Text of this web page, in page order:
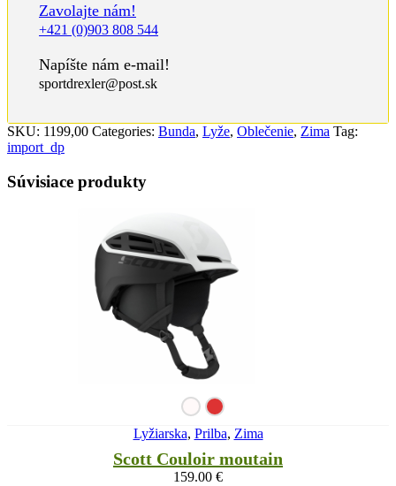
Zavolajte nám!
+421 (0)903 808 544
Napíšte nám e-mail!
sportdrexler@post.sk
SKU: 1199,00 Categories: Bunda, Lyže, Oblečenie, Zima Tag:
import_dp
Súvisiace produkty
Lyžiarska, Prilba, Zima
Scott Couloir moutain
159.00 €